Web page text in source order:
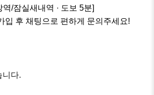
역/잠실새내역 · 도보 5분]
입 후 채팅으로 편하게 문의주세요!
니다.